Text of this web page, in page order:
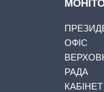
ОФІС
РАДА
КАБІНЕТ